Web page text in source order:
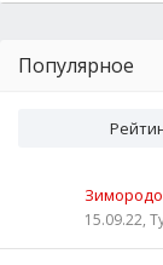
Популярное
15.09.22,